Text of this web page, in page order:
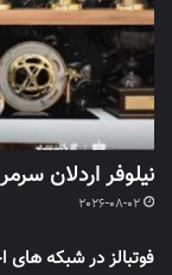
نیلوفر اردلان
2026-08-02
فوتبالز در شبکه های